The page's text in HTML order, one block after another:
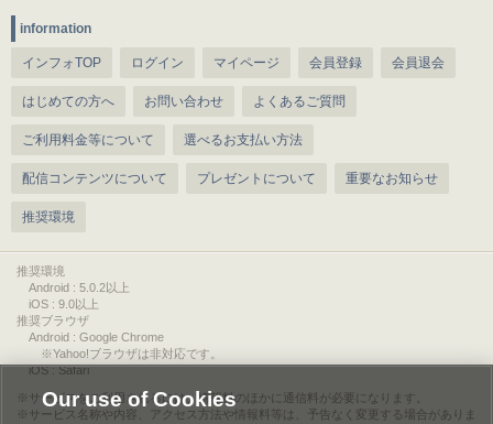
information
インフォTOP ログイン マイページ 会員登録 会員退会
はじめての方へ お問い合わせ よくあるご質問
ご利用料金等について 選べるお支払い方法
配信コンテンツについて プレゼントについて 重要なお知らせ
推奨環境
推奨環境
Android : 5.0.2以上
iOS : 9.0以上
推奨ブラウザ
Android : Google Chrome
※Yahoo!ブラウザは非対応です。
iOS : Safari
サービスをご利用されるには、情報料のほかに通信料が必要になります。
サービス名称や内容、アクセス方法や情報料等は、予告なく変更する場合がありま
Our use of Cookies